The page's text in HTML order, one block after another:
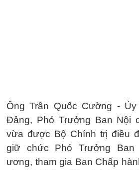
Ông Trần Quốc Cường -
Đảng, Phó Trưởng Ban Nội
vừa được Bộ Chính trị điều
giữ chức Phó Trưởng Ban
ương, tham gia Ban Chấp